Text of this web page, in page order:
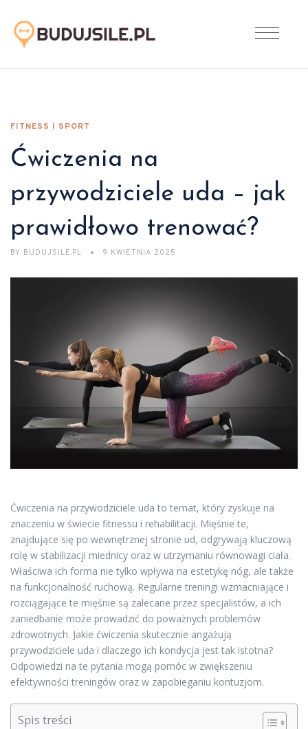
FITNESS I SPORT
Ćwiczenia na
przywodziciele uda – jak
prawidłowo trenować?
BY BUDUJSILE.PL 9 KWIETNIA 2025
Ćwiczenia na przywodziciele uda to temat, który zyskuje na
znaczeniu w świecie fitnessu i rehabilitacji. Mięśnie te,
znajdujące się po wewnętrznej stronie ud, odgrywają kluczową
rolę w stabilizacji miednicy oraz w utrzymaniu równowagi ciała.
Właściwa ich forma nie tylko wpływa na estetykę nóg, ale także
na funkcjonalność ruchową. Regularne treningi wzmacniające i
rozciągające te mięśnie są zalecane przez specjalistów, a ich
zaniedbanie może prowadzić do poważnych problemów
zdrowotnych. Jakie ćwiczenia skutecznie angażują
przywodziciele uda i dlaczego ich kondycja jest tak istotna?
Odpowiedzi na te pytania mogą pomóc w zwiększeniu
efektywności treningów oraz w zapobieganiu kontuzjom.
Spis treści